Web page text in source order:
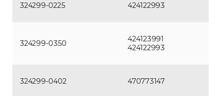
324299-0225 424122993
324299-0350
424123991
424122993
324299-0402 470773147